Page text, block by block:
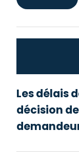
Les délais
décision